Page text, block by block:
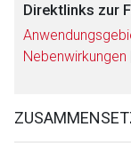
Direktlinks zur
Nebenwirkungen